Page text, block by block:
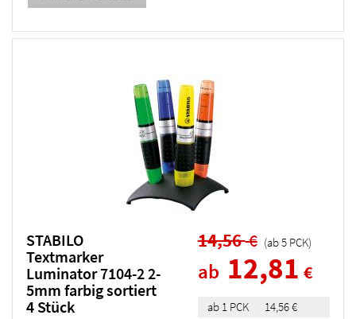
STABILO
Textmarker
Luminator 7104-2 2-
5mm farbig sortiert
4 Stück
14,56€ (ab5 PCK)
ab 12,81 €
ab 1 PCK
14,56 €